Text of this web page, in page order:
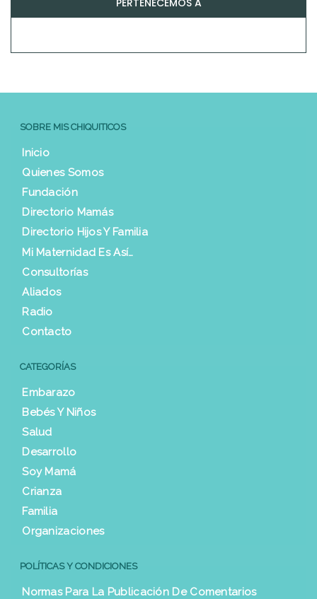
PERTENECEMOS A
SOBRE MIS CHIQUITICOS
Inicio
Quienes Somos
Fundación
Directorio Mamás
Directorio Hijos Y Familia
Mi Maternidad Es Así…
Consultorías
Aliados
Radio
Contacto
CATEGORÍAS
Embarazo
Bebés Y Niños
Salud
Desarrollo
Soy Mamá
Crianza
Familia
Organizaciones
POLÍTICAS Y CONDICIONES
Normas Para La Publicación De Comentarios